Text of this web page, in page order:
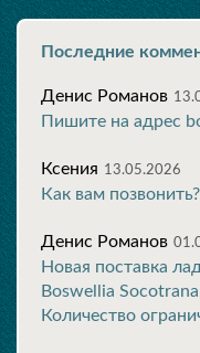
Последние
Денис Романов
Пишите на адрес
Ксения 13.05.2026
Как вам позвонить?
Денис Романов
Новая поставка
Boswellia
Количество